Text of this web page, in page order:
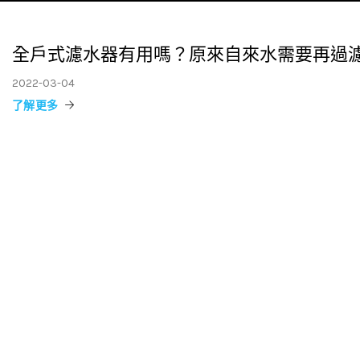
全戶式濾水器有用嗎？原來自來水需要再過
2022-03-04
了解更多